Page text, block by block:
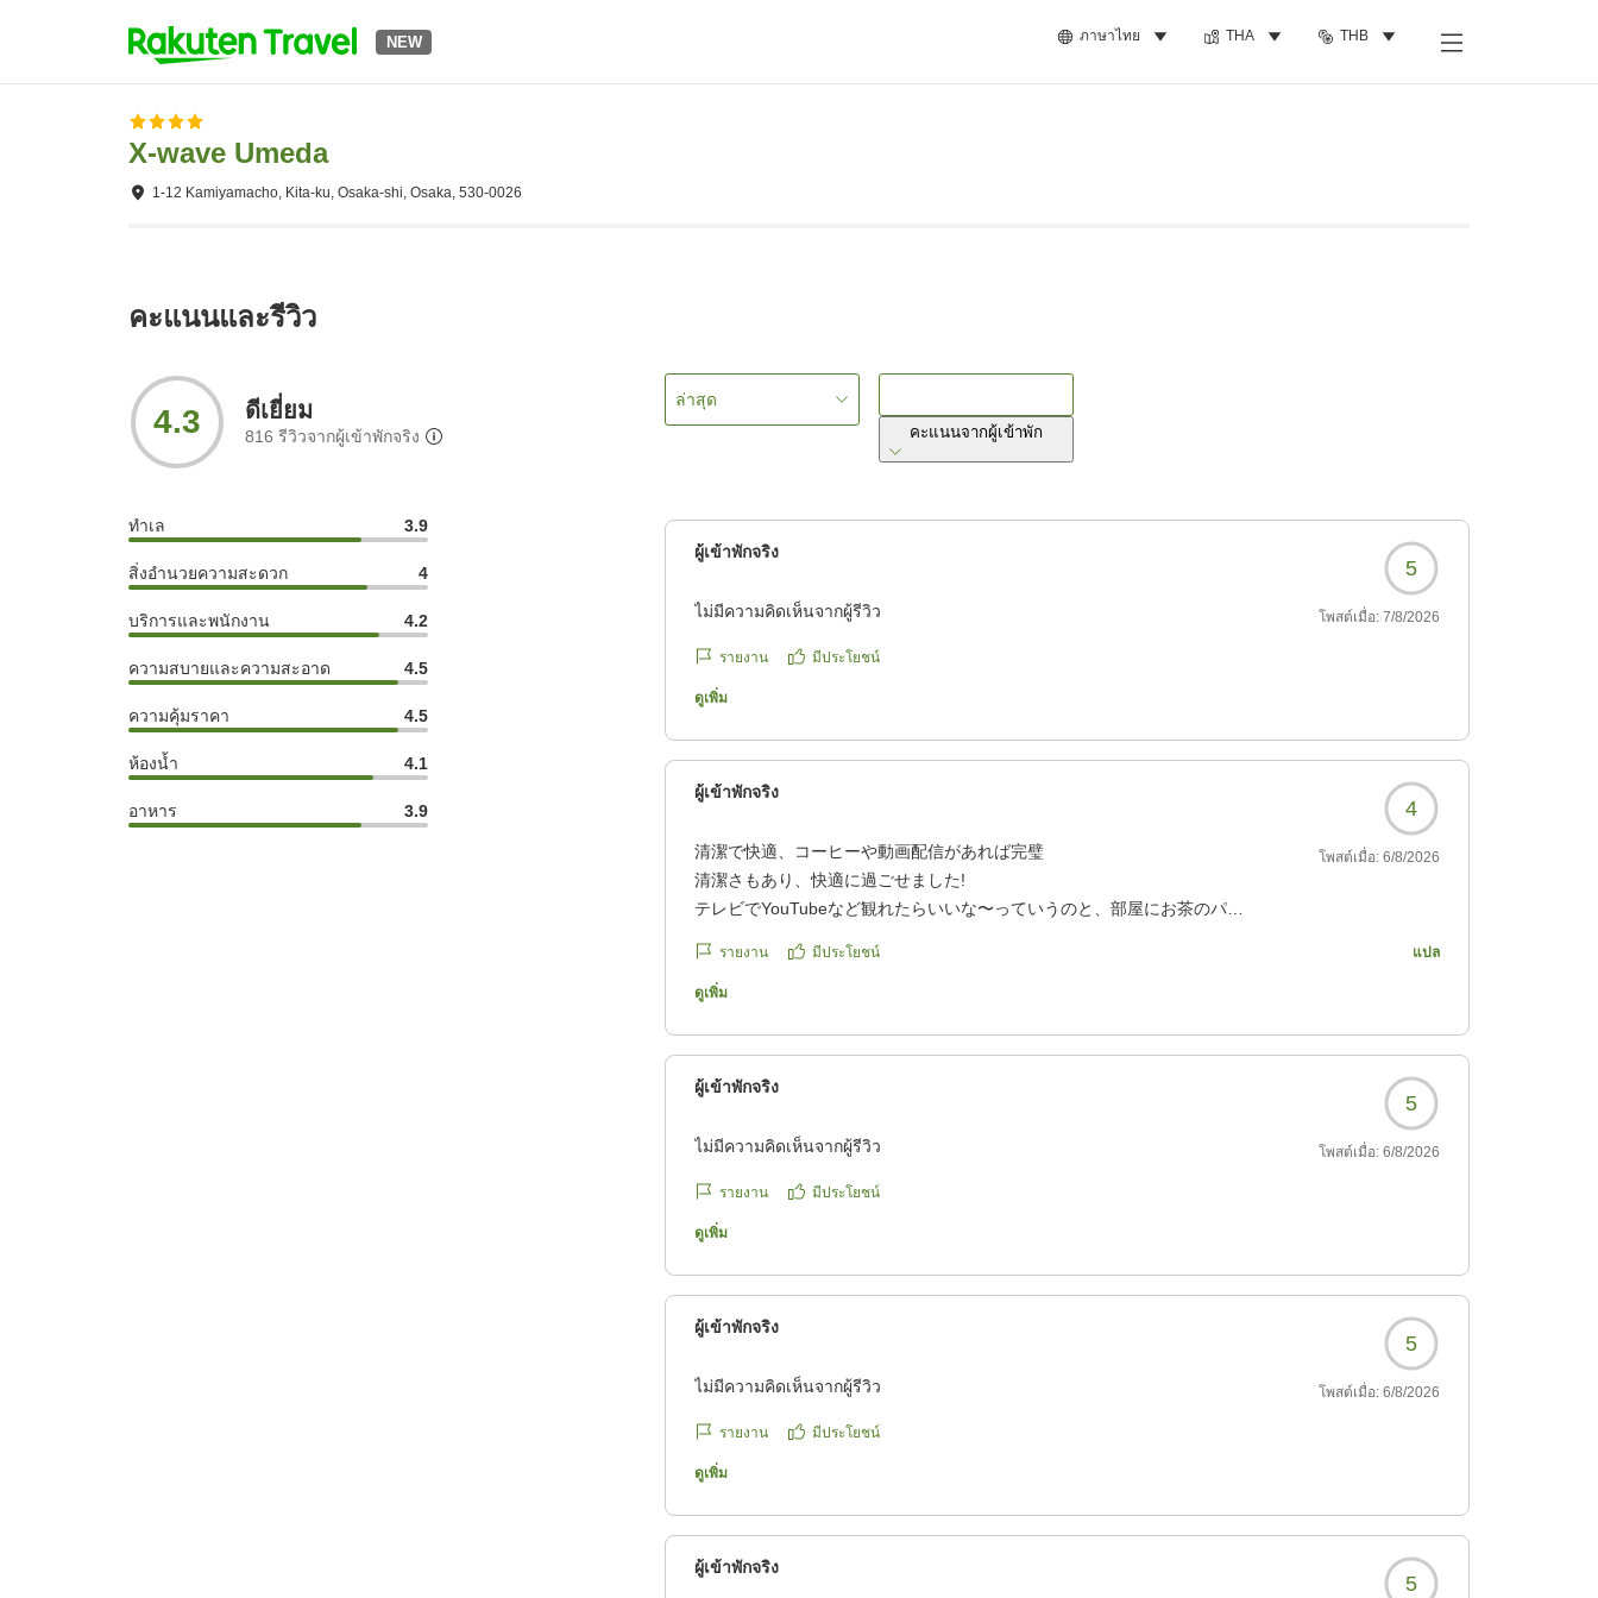
NEW ภาษาไทย THA THB
X-wave Umeda
1-12 Kamiyamacho, Kita-ku, Osaka-shi, Osaka, 530-0026
คะแนนและรีวิว
4.3 ดีเยี่ยม
816 รีวิวจากผู้เข้าพักจริง
ทำเล 3.9
สิ่งอำนวยความสะดวก 4
บริการและพนักงาน 4.2
ความสบายและความสะอาด 4.5
ความคุ้มราคา 4.5
ห้องน้ำ 4.1
อาหาร 3.9
ล่าสุด
คะแนนจากผู้เข้าพัก
ผู้เข้าพักจริง
5
ไม่มีความคิดเห็นจากผู้รีวิว โพสต์เมื่อ: 7/8/2026
รายงาน มีประโยชน์
ดูเพิ่ม
ผู้เข้าพักจริง
4
清潔で快適、コーヒーや動画配信があれば完璧
清潔さもあり、快適に過ごせました!
テレビでYouTubeなど観れたらいいな〜っていうのと、部屋にお茶のパッ
クチコミの詳細はこちらから
https://review.travel.rakuten.co.jp/hotel/voice/68068?
โพสต์เมื่อ: 6/8/2026
รายงาน มีประโยชน์ แปล
ดูเพิ่ม
ผู้เข้าพักจริง
5
ไม่มีความคิดเห็นจากผู้รีวิว โพสต์เมื่อ: 6/8/2026
รายงาน มีประโยชน์
ดูเพิ่ม
ผู้เข้าพักจริง
5
ไม่มีความคิดเห็นจากผู้รีวิว โพสต์เมื่อ: 6/8/2026
รายงาน มีประโยชน์
ดูเพิ่ม
ผู้เข้าพักจริง
5